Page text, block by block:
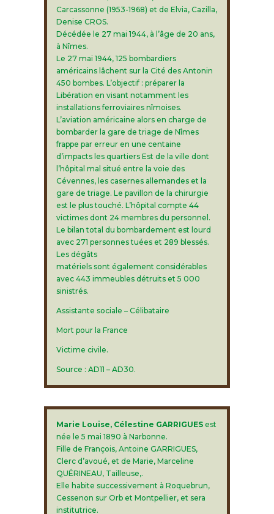
Carcassonne (1953-1968) et de Elvia, Cazilla,
Denise CROS.
Décédée le 27 mai 1944, à l’âge de 20 ans,
à Nîmes.
Le 27 mai 1944, 125 bombardiers
américains lâchent sur la Cité des Antonin
450 bombes. L’objectif : préparer la
Libération en visant notamment les
installations ferroviaires nîmoises.
L’aviation américaine alors en charge de
bombarder la gare de triage de Nîmes
frappe par erreur en une centaine
d’impacts les quartiers Est de la ville dont
l’hôpital mal situé entre la voie des
Cévennes, les casernes allemandes et la
gare de triage. Le pavillon de la chirurgie
est le plus touché. L’hôpital compte 44
victimes dont 24 membres du personnel.
Le bilan total du bombardement est lourd
avec 271 personnes tuées et 289 blessés.
Les dégâts
matériels sont également considérables
avec 443 immeubles détruits et 5 000
sinistrés.
Assistante sociale – Célibataire
Mort pour la France
Victime civile.
Source : AD11 – AD30.
Marie Louise, Célestine GARRIGUESest
née le 5 mai 1890 à Narbonne.
Fille de François, Antoine GARRIGUES,
Clerc d’avoué, et de Marie, Marceline
QUÉRINEAU, Tailleuse,.
Elle habite successivement à Roquebrun,
Cessenon sur Orb et Montpellier, et sera
institutrice.